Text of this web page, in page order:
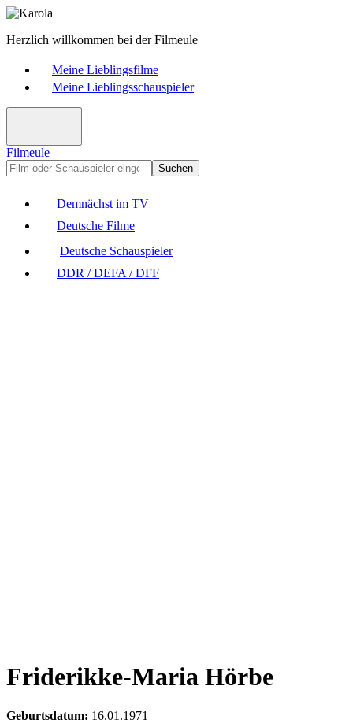
Herzlich willkommen bei der Filmeule
Meine Lieblingsfilme
Meine Lieblingsschauspieler
Filmeule
Suchen
Demnächst im TV
Deutsche Filme
Deutsche Schauspieler
DDR / DEFA / DFF
Friderikke-Maria Hörbe
Geburtsdatum: 16.01.1971